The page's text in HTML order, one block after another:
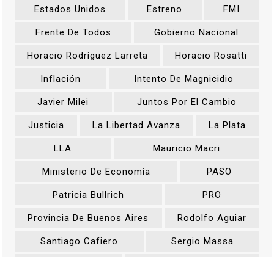
Estados Unidos Estreno FMI
Frente De Todos Gobierno Nacional
Horacio Rodríguez Larreta Horacio Rosatti
Inflación Intento De Magnicidio
Javier Milei Juntos Por El Cambio
Justicia La Libertad Avanza La Plata
LLA Mauricio Macri
Ministerio De Economía PASO
Patricia Bullrich PRO
Provincia De Buenos Aires Rodolfo Aguiar
Santiago Cafiero Sergio Massa